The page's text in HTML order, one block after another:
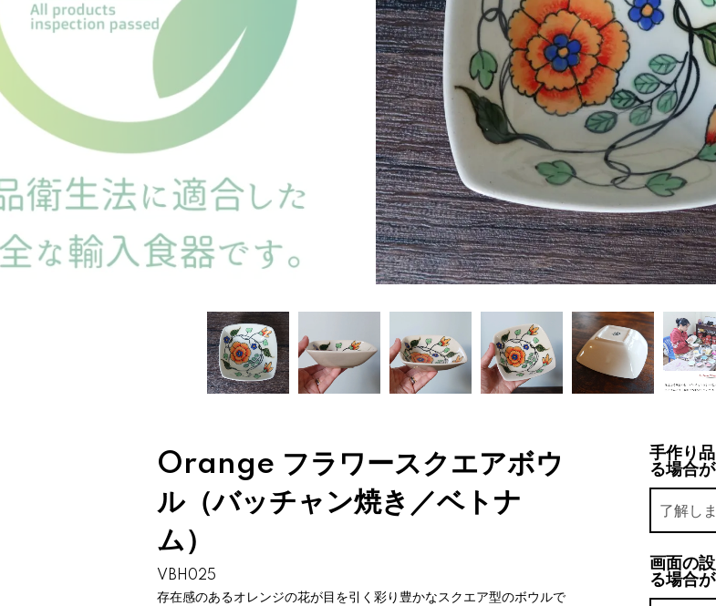
Orange フラワースクエアボウ
ル（バッチャン焼き／ベトナ
ム）
VBH025
存在感のあるオレンジの花が目を引く彩り豊かなスクエア型のボウルで
手作り
る場合
画面の
る場合